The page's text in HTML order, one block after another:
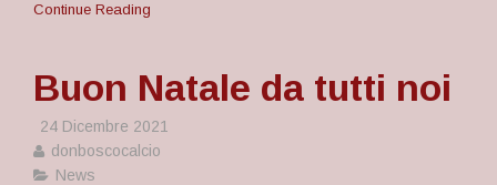
Continue Reading
Buon Natale da tutti noi
24 Dicembre 2021
donboscocalcio
News